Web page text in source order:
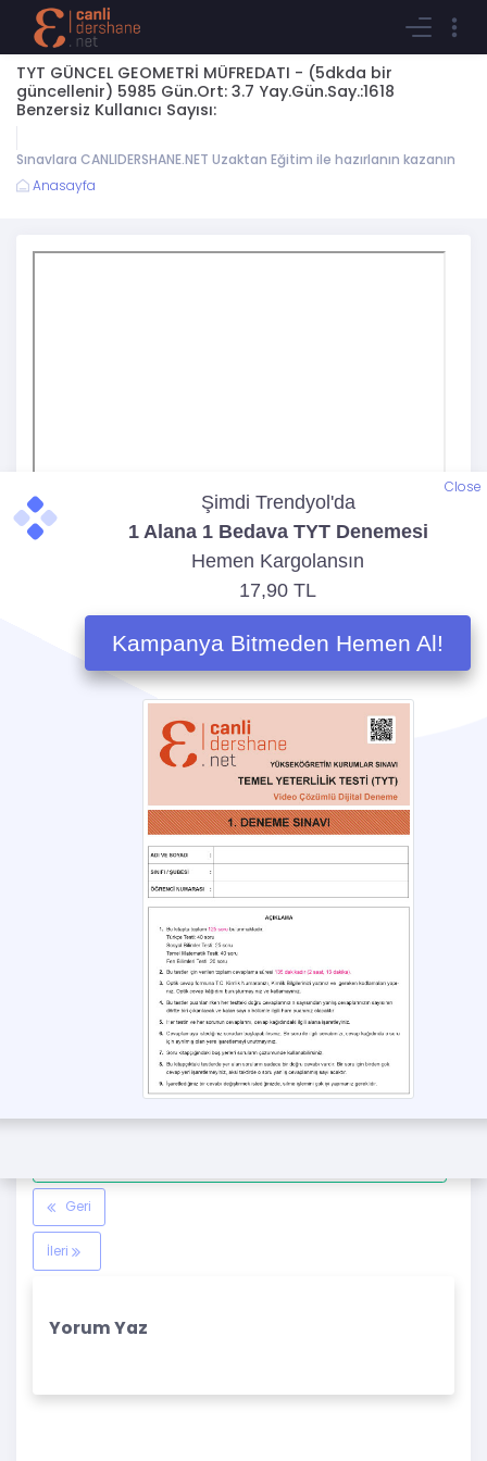
TYT GÜNCEL GEOMETRİ MÜFREDATI - (5dkda bir
güncellenir) 5985 Gün.Ort: 3.7 Yay.Gün.Say.:1618
Benzersiz Kullanıcı Sayısı:
Sınavlara CANLIDERSHANE.NET Uzaktan Eğitim ile hazırlanın kazanın
Anasayfa
Geri
İleri
Yorum Yaz
Close